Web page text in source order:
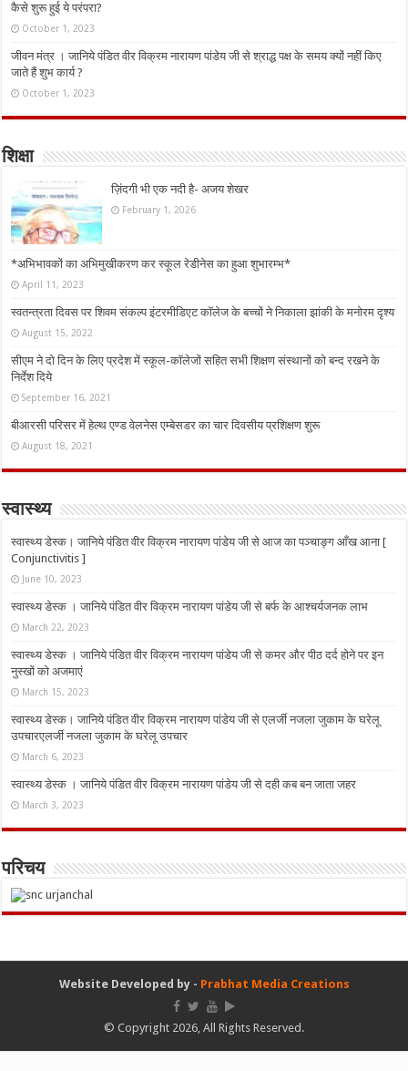
कैसे शुरू हुई ये परंपरा?
October 1, 2023
जीवन मंत्र । जानिये पंडित वीर विक्रम नारायण पांडेय जी से श्राद्ध पक्ष के समय क्यों नहीं किए
जाते हैं शुभ कार्य ?
October 1, 2023
शिक्षा
ज़िंदगी भी एक नदी है- अजय शेखर
February 1, 2026
*अभिभावकों का अभिमुखीकरण कर स्कूल रेडीनेस का हुआ शुभारम्भ*
April 11, 2023
स्वतन्त्रता दिवस पर शिवम संकल्प इंटरमीडिएट कॉलेज के बच्चों ने निकाला झांकी के मनोरम दृश्य
August 15, 2022
सीएम ने दो दिन के लिए प्रदेश में स्कूल-कॉलेजों सहित सभी शिक्षण संस्थानों को बन्द रखने के
निर्देश दिये
September 16, 2021
बीआरसी परिसर में हेल्थ एण्ड वेलनेस एम्बेसडर का चार दिवसीय प्रशिक्षण शुरू
August 18, 2021
स्वास्थ्य
स्वास्थ्य डेस्क। जानिये पंडित वीर विक्रम नारायण पांडेय जी से आज का पञ्चाङ्ग आँख आना [
Conjunctivitis ]
June 10, 2023
स्वास्थ्य डेस्क । जानिये पंडित वीर विक्रम नारायण पांडेय जी से बर्फ के आश्चर्यजनक लाभ
March 22, 2023
स्वास्थ्य डेस्क । जानिये पंडित वीर विक्रम नारायण पांडेय जी से कमर और पीठ दर्द होने पर इन
नुस्‍खों को अजमाएं
March 15, 2023
स्वास्थ्य डेस्क। जानिये पंडित वीर विक्रम नारायण पांडेय जी से एलर्जी नजला जुकाम के घरेलू
उपचारएलर्जी नजला जुकाम के घरेलू उपचार
March 6, 2023
स्वास्थ्य डेस्क । जानिये पंडित वीर विक्रम नारायण पांडेय जी से दही कब बन जाता जहर
March 3, 2023
परिचय
Website Developed by - Prabhat Media Creations
© Copyright 2026, All Rights Reserved.